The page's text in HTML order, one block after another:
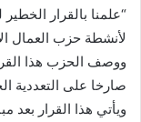
“علمنا بالقرار
لأنشطة حزب العمال
ووصف الحزب هذا
صارخا على التعددية
ويأتي هذا القرار بعد